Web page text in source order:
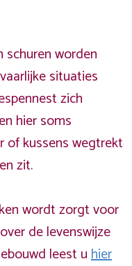
schuren worden
situaties
zich
hier soms
of kussens wegtrekt
zit.
wordt zorgt voor
de levenswijze
leest uhier